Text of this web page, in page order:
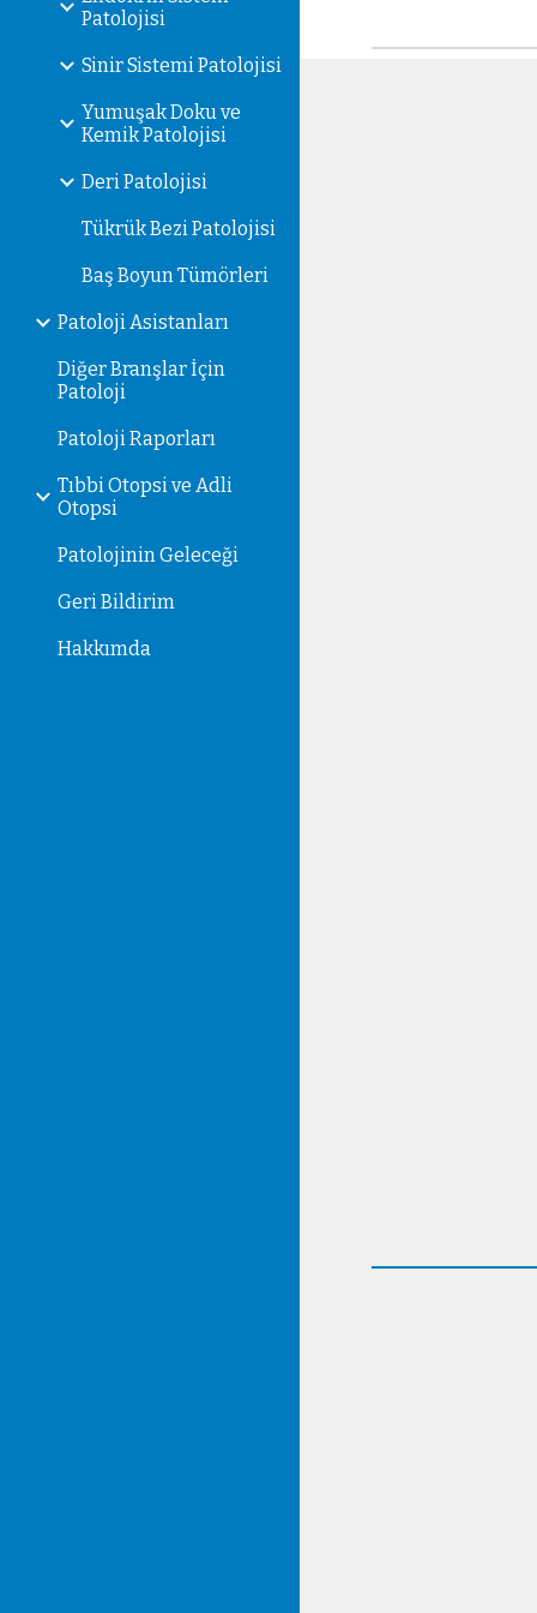
Patolojisi
Sinir Sistemi Patolojisi
Yumuşak Doku ve
Kemik Patolojisi
Deri Patolojisi
Tükrük Bezi Patolojisi
Baş Boyun Tümörleri
Patoloji Asistanları
Diğer Branşlar İçin
Patoloji
Patoloji Raporları
Tıbbi Otopsi ve Adli
Otopsi
Patolojinin Geleceği
Geri Bildirim
Hakkımda